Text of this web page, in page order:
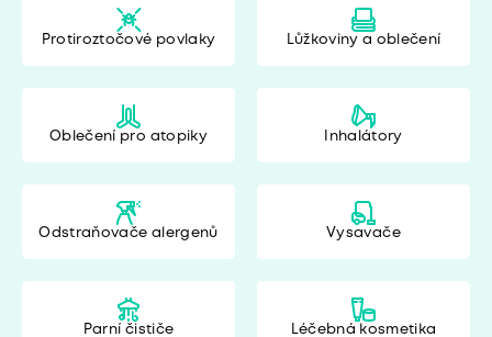
Protiroztočové povlaky Lůžkoviny a oblečení
Oblečení pro atopiky Inhalátory
Odstraňovače alergenů Vysavače
Parní čističe Léčebná kosmetika